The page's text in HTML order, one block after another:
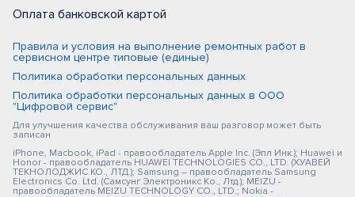
Оплата банковской картой
Правила и условия на выполнение ремонтных работ в
сервисном центре типовые (единые)
Политика обработки персональных данных
Политика обработки персональных данных в ООО
"Цифровой сервис"
Для улучшения качества обслуживания ваш разговор может быть
записан
iPhone, Macbook, iPad - правообладатель Apple Inc. (Эпл Инк.); Huawei и
Honor - правообладатель HUAWEI TECHNOLOGIES CO., LTD. (ХУАВЕЙ
ТЕКНОЛОДЖИС КО., ЛТД.); Samsung – правообладатель Samsung
Electronics Co. Ltd. (Самсунг Электроникс Ко., Лтд.); MEIZU -
правообладатель MEIZU TECHNOLOGY CO., LTD.; Nokia -